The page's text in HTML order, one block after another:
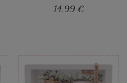
14,99 €